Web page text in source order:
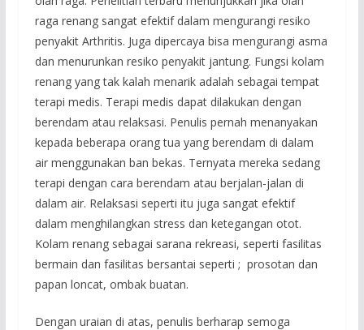
raga renang sangat efektif dalam mengurangi resiko
penyakit Arthritis. Juga dipercaya bisa mengurangi asma
dan menurunkan resiko penyakit jantung. Fungsi kolam
renang yang tak kalah menarik adalah sebagai tempat
terapi medis. Terapi medis dapat dilakukan dengan
berendam atau relaksasi. Penulis pernah menanyakan
kepada beberapa orang tua yang berendam di dalam
air menggunakan ban bekas. Ternyata mereka sedang
terapi dengan cara berendam atau berjalan-jalan di
dalam air. Relaksasi seperti itu juga sangat efektif
dalam menghilangkan stress dan ketegangan otot.
Kolam renang sebagai sarana rekreasi, seperti fasilitas
bermain dan fasilitas bersantai seperti ; prosotan dan
papan loncat, ombak buatan.
Dengan uraian di atas, penulis berharap semoga